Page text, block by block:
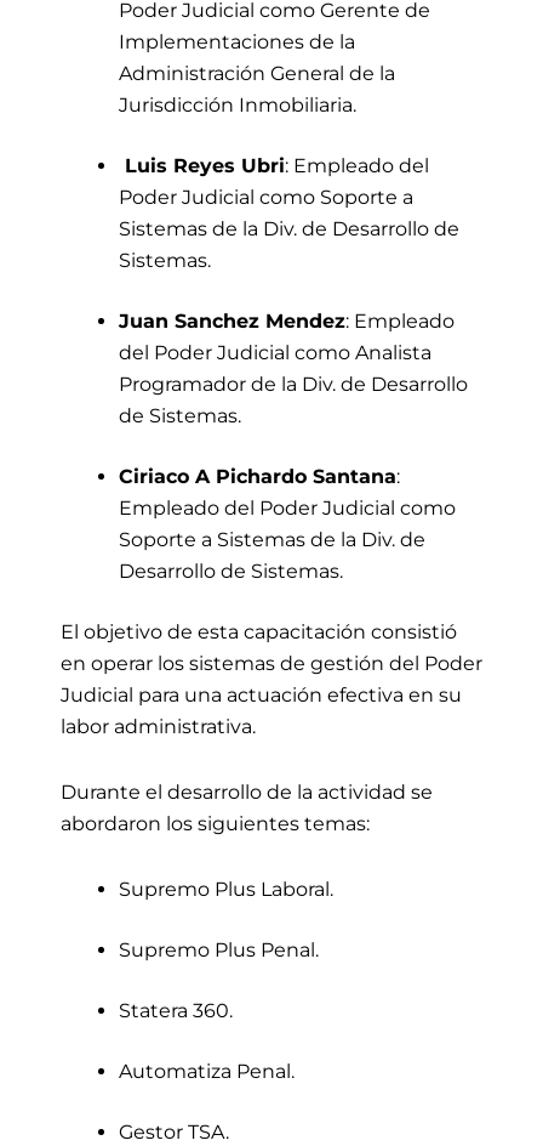
Poder Judicial como Gerente de
Implementaciones de la
Administración General de la
Jurisdicción Inmobiliaria.
Luis Reyes Ubri: Empleado del
Poder Judicial como Soporte a
Sistemas de la Div. de Desarrollo de
Sistemas.
Juan Sanchez Mendez: Empleado
del Poder Judicial como Analista
Programador de la Div. de Desarrollo
de Sistemas.
Ciriaco A Pichardo Santana:
Empleado del Poder Judicial como
Soporte a Sistemas de la Div. de
Desarrollo de Sistemas.
El objetivo de esta capacitación consistió
en operar los sistemas de gestión del Poder
Judicial para una actuación efectiva en su
labor administrativa.
Durante el desarrollo de la actividad se
abordaron los siguientes temas:
Supremo Plus Laboral.
Supremo Plus Penal.
Statera 360.
Automatiza Penal.
Gestor TSA.